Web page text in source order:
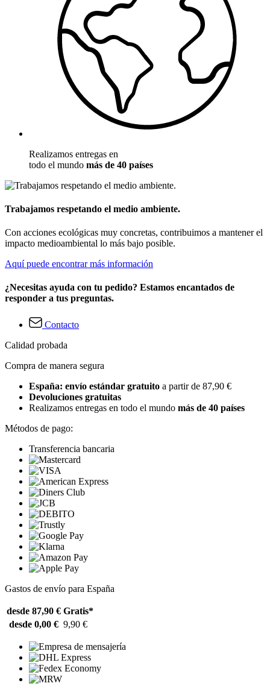
Realizamos entregas en
todo el mundo más de 40 países
Trabajamos respetando el medio ambiente.
Con acciones ecológicas muy concretas, contribuimos a mantener el
impacto medioambiental lo más bajo posible.
Aquí puede encontrar más información
¿Necesitas ayuda con tu pedido? Estamos encantados de
responder a tus preguntas.
Contacto
Calidad probada
Compra de manera segura
España: envío estándar gratuito a partir de 87,90 €
Devoluciones gratuitas
Realizamos entregas en todo el mundo más de 40 países
Métodos de pago:
Transferencia bancaria
Gastos de envío para España
desde 87,90 € Gratis*
desde 0,00 € 9,90 €